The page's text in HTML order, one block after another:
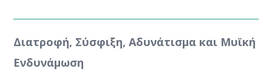
Διατροφή, Σύσφιξη, Αδυνάτισμα και Μυϊκή
Ενδυνάμωση